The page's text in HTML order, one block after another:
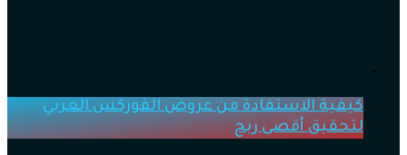
كيفية الاستفادة من عروض الفوركس العربي
لتحقيق أقصى ربح